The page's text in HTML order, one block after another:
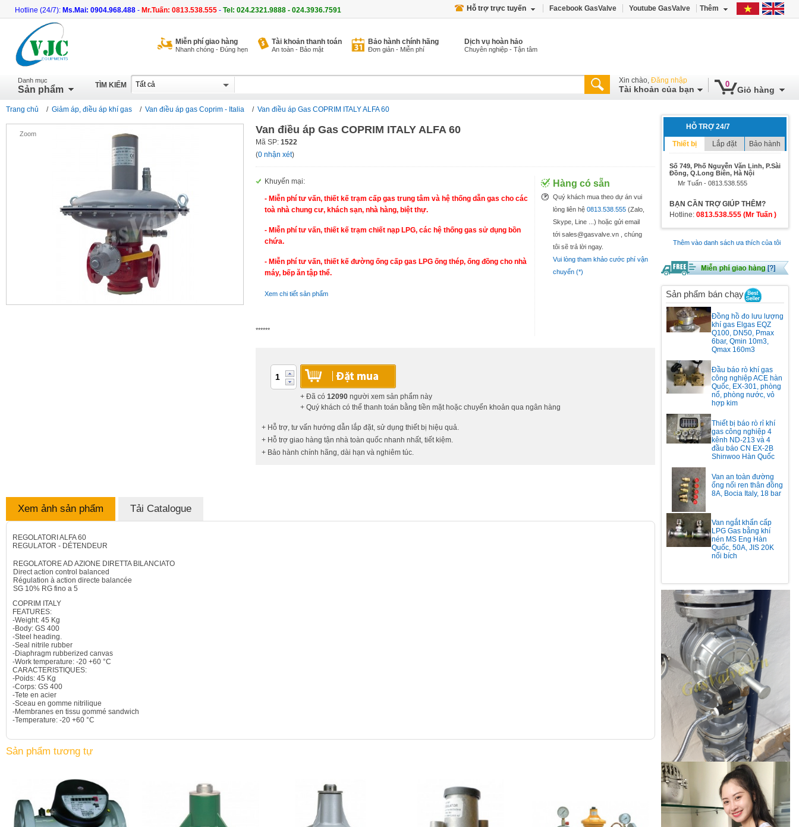
Hotline (24/7): Ms.Mai: 0904.968.488 - Mr.Tuấn: 0813.538.555 - Tel: 024.2321.9888 - 024.3936.7591 Hỗ trợ trực tuyến Facebook GasValve Youtube GasValve Thêm
Miễn phí giao hàng
Nhanh chóng - Đúng hẹn
Tài khoản thanh toán
An toàn - Bảo mật
Bảo hành chính hãng
Đơn giản - Miễn phí
Dịch vụ hoàn hảo
Chuyên nghiệp - Tận tâm
TÌM KIẾM
Danh mục
Sản phẩm
Xin chào, Đăng nhập
Tài khoản của bạn
0
Giỏ hàng
Trang chủ / Giảm áp, điều áp khí gas / Van điều áp gas Coprim - Italia / Van điều áp Gas COPRIM ITALY ALFA 60
Zoom
HỖ TRỢ 24/7
Thiết bị Lắp đặt Bảo hành
Số 749, Phố Nguyễn Văn Linh, P.Sài
Đồng, Q.Long Biên, Hà Nội
Mr Tuấn - 0813.538.555
BẠN CẦN TRỢ GIÚP THÊM?
Hotline: 0813.538.555 (Mr Tuấn )
Thêm vào danh sách ưa thích của tôi
Sản phẩm bán chạy
Đồng hồ đo lưu lượng
khí gas Elgas EQZ
Q100, DN50, Pmax
6bar, Qmin 10m3,
Qmax 160m3
Đầu báo rò khí gas
công nghiệp ACE hàn
Quốc, EX-301, phòng
nổ, phòng nước, vỏ
hợp kim
Thiết bị báo rò rỉ khí
gas công nghiệp 4
kênh ND-213 và 4
đầu báo CN EX-2B
Shinwoo Hàn Quốc
Van an toàn đường
ống nối ren thân đồng
8A, Bocia Italy, 18 bar
Van ngắt khẩn cấp
LPG Gas bằng khí
nén MS Eng Hàn
Quốc, 50A, JIS 20K
nối bích
Van điều áp Gas COPRIM ITALY ALFA 60
Mã SP: 1522
(0 nhận xét)
Khuyến mại:
- Miễn phí tư vấn, thiết kế trạm cấp gas trung tâm và hệ thống dẫn gas cho các
toà nhà chung cư, khách sạn, nhà hàng, biệt thự.
- Miễn phí tư vấn, thiết kế trạm chiết nạp LPG, các hệ thống gas sử dụng bồn
chứa.
- Miễn phí tư vấn, thiết kế đường ống cấp gas LPG ống thép, ống đồng cho nhà
máy, bếp ăn tập thể.
Xem chi tiết sản phẩm
******
Hàng có sẵn
Quý khách mua theo dự án vui
lòng liên hệ 0813.538.555 (Zalo,
Skype, Line ...) hoặc gửi email
tới sales@gasvalve.vn , chúng
tôi sẽ trả lời ngay.
Vui lòng tham khảo cước phí vận
chuyển (*)
+ Đã có 12090 người xem sản phẩm này
+ Quý khách có thể thanh toán bằng tiền mặt hoặc chuyển khoản qua ngân hàng
+ Hỗ trợ, tư vấn hướng dẫn lắp đặt, sử dụng thiết bị hiệu quả.
+ Hỗ trợ giao hàng tận nhà toàn quốc nhanh nhất, tiết kiệm.
+ Bảo hành chính hãng, dài hạn và nghiêm túc.
Xem ảnh sản phẩm Tải Catalogue
REGOLATORI ALFA 60
REGULATOR - DÉTENDEUR
REGOLATORE AD AZIONE DIRETTA BILANCIATO
Direct action control balanced
Régulation à action directe balancée
SG 10% RG fino a 5
COPRIM ITALY
FEATURES:
-Weight: 45 Kg
-Body: GS 400
-Steel heading.
-Seal nitrile rubber
-Diaphragm rubberized canvas
-Work temperature: -20 +60 °C
CARACTERISTIQUES:
-Poids: 45 Kg
-Corps: GS 400
-Tete en acier
-Sceau en gomme nitrilique
-Membranes en tissu gommé sandwich
-Temperature: -20 +60 °C
Sản phẩm tương tự